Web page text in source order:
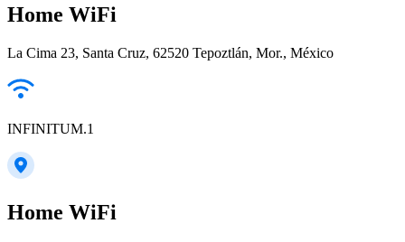
Home WiFi
La Cima 23, Santa Cruz, 62520 Tepoztlán, Mor., México
INFINITUM.1
Home WiFi